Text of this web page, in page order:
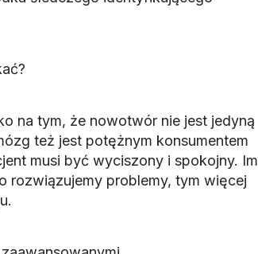
na tym, że nowotwór nie jest jedyną
też jest potężnym konsumentem
musi być wyciszony i spokojny. Im
rozwiązujemy problemy, tym więcej